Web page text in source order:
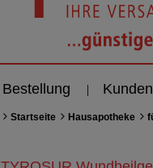
Bestellung
Startseite Hausapotheke